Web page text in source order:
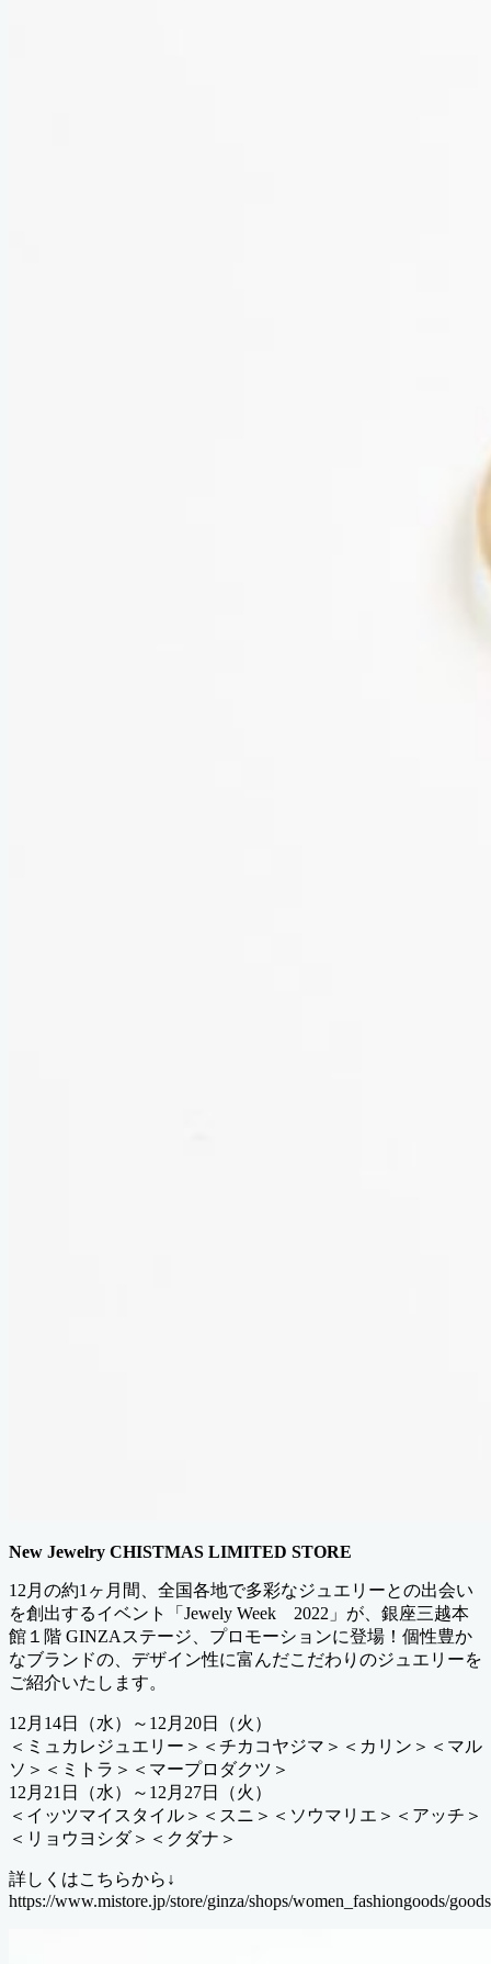
New Jewelry CHISTMAS LIMITED STORE
12月の約1ヶ月間、全国各地で多彩なジュエリーとの出会い
を創出するイベント「Jewely Week 2022」が、銀座三越本
館１階 GINZAステージ、プロモーションに登場！個性豊か
なブランドの、デザイン性に富んだこだわりのジュエリーを
ご紹介いたします。
12月14日（水）～12月20日（火）
＜ミュカレジュエリー＞＜チカコヤジマ＞＜カリン＞＜マル
ソ＞＜ミトラ＞＜マープロダクツ＞
12月21日（水）～12月27日（火）
＜イッツマイスタイル＞＜スニ＞＜ソウマリエ＞＜アッチ＞
＜リョウヨシダ＞＜クダナ＞
詳しくはこちらから↓
https://www.mistore.jp/store/ginza/shops/women_fashiongoods/